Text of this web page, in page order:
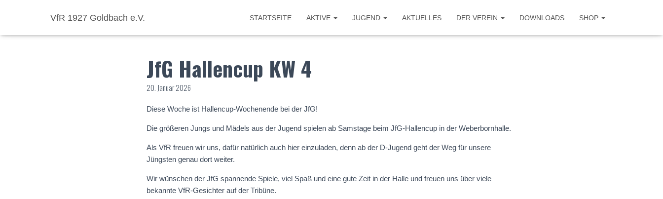
VfR 1927 Goldbach e.V. STARTSEITE AKTIVE JUGEND AKTUELLES DER VEREIN DOWNLOADS SHOP
JfG Hallencup KW 4
20. Januar 2026
Diese Woche ist Hallencup-Wochenende bei der JfG!
Die größeren Jungs und Mädels aus der Jugend spielen ab Samstage beim JfG-Hallencup in der Weberbornhalle.
Als VfR freuen wir uns, dafür natürlich auch hier einzuladen, denn ab der D-Jugend geht der Weg für unsere
Jüngsten genau dort weiter.
Wir wünschen der JfG spannende Spiele, viel Spaß und eine gute Zeit in der Halle und freuen uns über viele
bekannte VfR-Gesichter auf der Tribüne.